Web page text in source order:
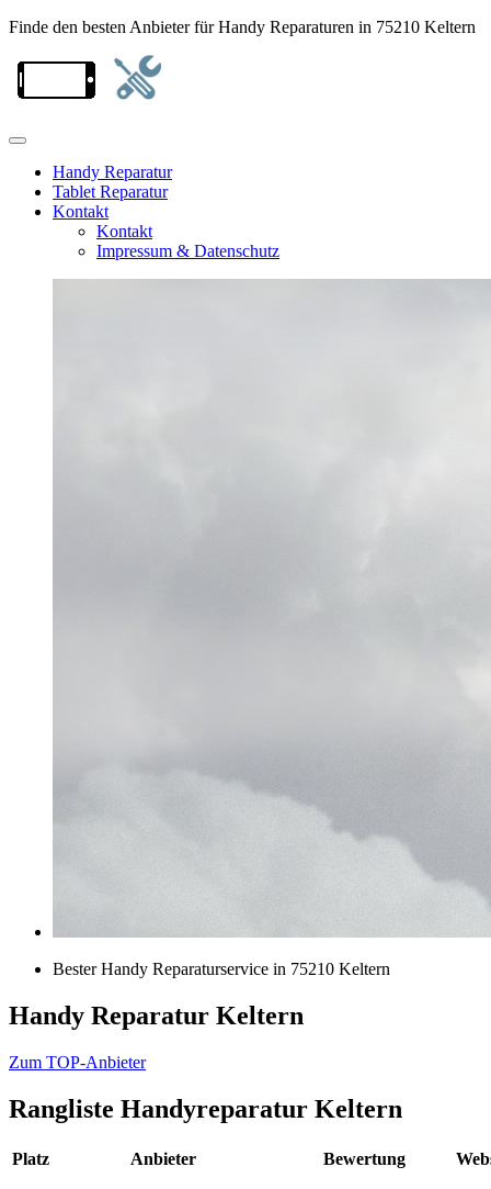
Finde den besten Anbieter für Handy Reparaturen in 75210 Keltern
Handy Reparatur
Tablet Reparatur
Kontakt
Kontakt
Impressum & Datenschutz
Bester Handy Reparaturservice in 75210 Keltern
Handy Reparatur Keltern
Zum TOP-Anbieter
Rangliste Handyreparatur Keltern
Platz Anbieter Bewertung